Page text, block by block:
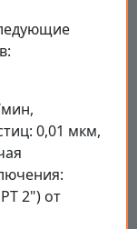
0,01 мкм,
2") от